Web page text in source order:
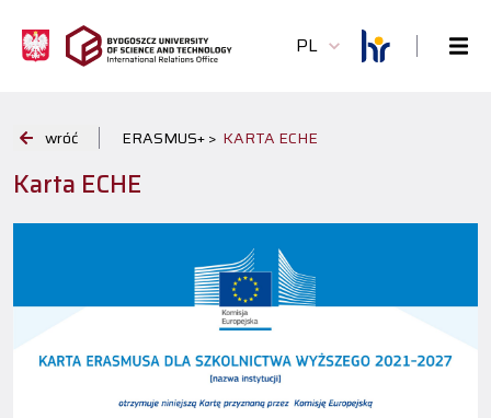
PL
wróć ERASMUS+ > KARTA ECHE
Karta ECHE